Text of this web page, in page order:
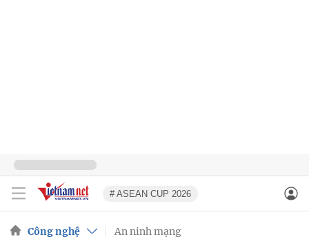
# ASEAN CUP 2026
Công nghệ An ninh mạng